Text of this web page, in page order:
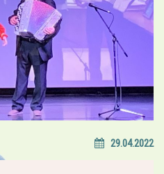
29.04.2022